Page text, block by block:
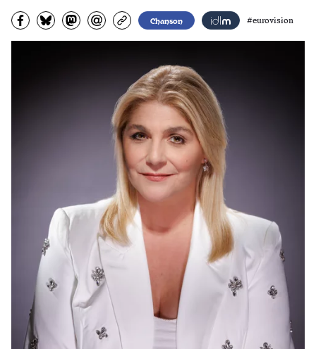
Partagez sur Facebook
Partager sur Bluesky
Partager sur Mastodon
Partagez par e-mail
Copiez l’url
Chanson #eurovision